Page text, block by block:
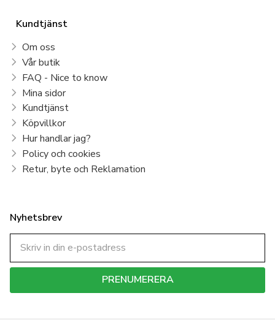
Kundtjänst
Om oss
Vår butik
FAQ - Nice to know
Mina sidor
Kundtjänst
Köpvillkor
Hur handlar jag?
Policy och cookies
Retur, byte och Reklamation
Nyhetsbrev
PRENUMERERA